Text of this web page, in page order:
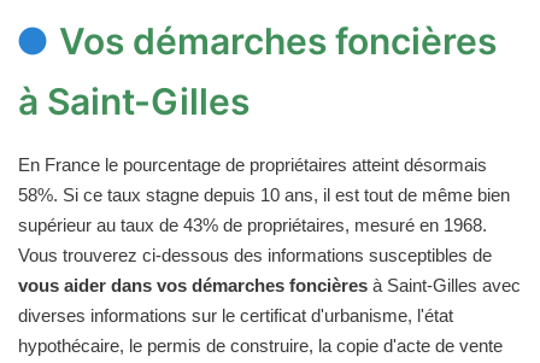
Vos démarches foncières
à Saint-Gilles
En France le pourcentage de propriétaires atteint désormais
58%. Si ce taux stagne depuis 10 ans, il est tout de même bien
supérieur au taux de 43% de propriétaires, mesuré en 1968.
Vous trouverez ci-dessous des informations susceptibles de
vous aider dans vos démarches foncières à Saint-Gilles avec
diverses informations sur le certificat d'urbanisme, l'état
hypothécaire, le permis de construire, la copie d'acte de vente